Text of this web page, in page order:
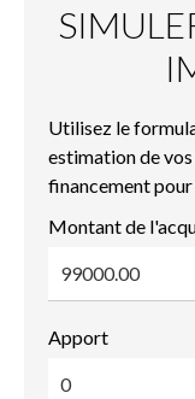
Utilisez le
estimation de
financement pour
Montant de
Apport